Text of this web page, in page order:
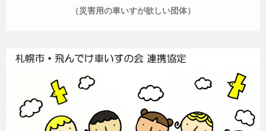
（災害用の車いすが欲しい団体）